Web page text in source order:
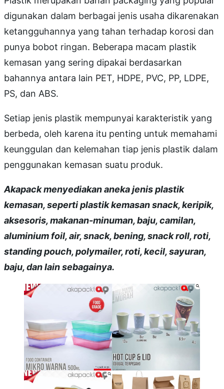
digunakan dalam berbagai jenis usaha dikarenakan
ketangguhannya yang tahan terhadap korosi dan
punya bobot ringan. Beberapa macam plastik
kemasan yang sering dipakai berdasarkan
bahannya antara lain PET, HDPE, PVC, PP, LDPE,
PS, dan ABS.
Setiap jenis plastik mempunyai karakteristik yang
berbeda, oleh karena itu penting untuk memahami
keunggulan dan kelemahan tiap jenis plastik dalam
penggunakan kemasan suatu produk.
Akapack menyediakan aneka jenis plastik
kemasan, seperti plastik kemasan snack, keripik,
aksesoris, makanan-minuman, baju, camilan,
aluminium foil, air, snack, bening, snack roll, roti,
standing pouch, polymailer, roti, kecil, sayuran,
baju, dan lain sebagainya.